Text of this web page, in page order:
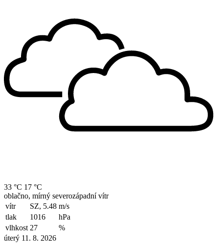
33 °C 17 °C
oblačno, mírný severozápadní vítr
vítr
SZ, 5.48 m/s
tlak
1016
hPa
vlhkost 27
%
úterý 11. 8. 2026